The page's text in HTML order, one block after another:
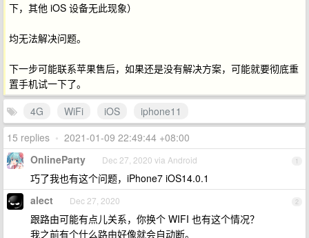
下，其他 iOS 设备无此现象）
均无法解决问题。
下一步可能联系苹果售后，如果还是没有解决方案，可能就要彻底重
置手机试一下了。
4G
WiFi iOS
iphone11
15 replies • 2021-01-09 22:49:44 +08:00
1
OnlineParty Dec 27, 2020 via Android
巧了我也有这个问题，iPhone7 iOS14.0.1
2
alect Dec 27, 2020
跟路由可能有点儿关系，你换个 WIFI 也有这个情况？
我之前有个什么路由好像就会自动断。